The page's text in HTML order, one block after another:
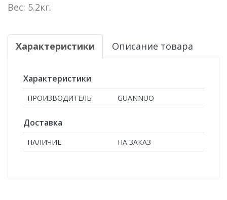
Вес: 5.2кг.
Характеристики Описание товара
Характеристики
ПРОИЗВОДИТЕЛЬ GUANNUO
Доставка
НАЛИЧИЕ НА ЗАКАЗ